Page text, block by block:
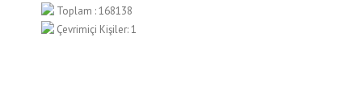
Toplam : 168138
Çevrimiçi Kişiler: 1